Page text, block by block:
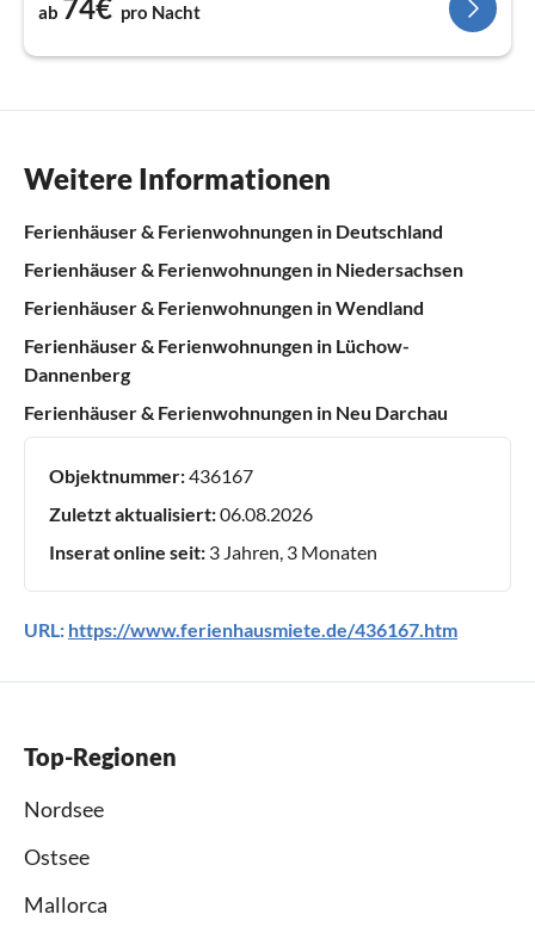
ab 74€ pro Nacht
Weitere Informationen
Ferienhäuser & Ferienwohnungen in Deutschland
Ferienhäuser & Ferienwohnungen in Niedersachsen
Ferienhäuser & Ferienwohnungen in Wendland
Ferienhäuser & Ferienwohnungen in Lüchow-
Dannenberg
Ferienhäuser & Ferienwohnungen in Neu Darchau
Objektnummer:436167
Zuletzt aktualisiert:06.08.2026
Inserat online seit: 3 Jahren, 3 Monaten
URL: https://www.ferienhausmiete.de/436167.htm
Top-Regionen
Nordsee
Ostsee
Mallorca